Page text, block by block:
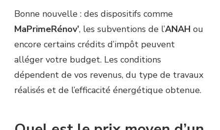
Bonne nouvelle : des dispositifs comme
MaPrimeRénov’, les subventions de l’ANAH ou
encore certains crédits d’impôt peuvent
alléger votre budget. Les conditions
dépendent de vos revenus, du type de travaux
réalisés et de l’efficacité énergétique obtenue.